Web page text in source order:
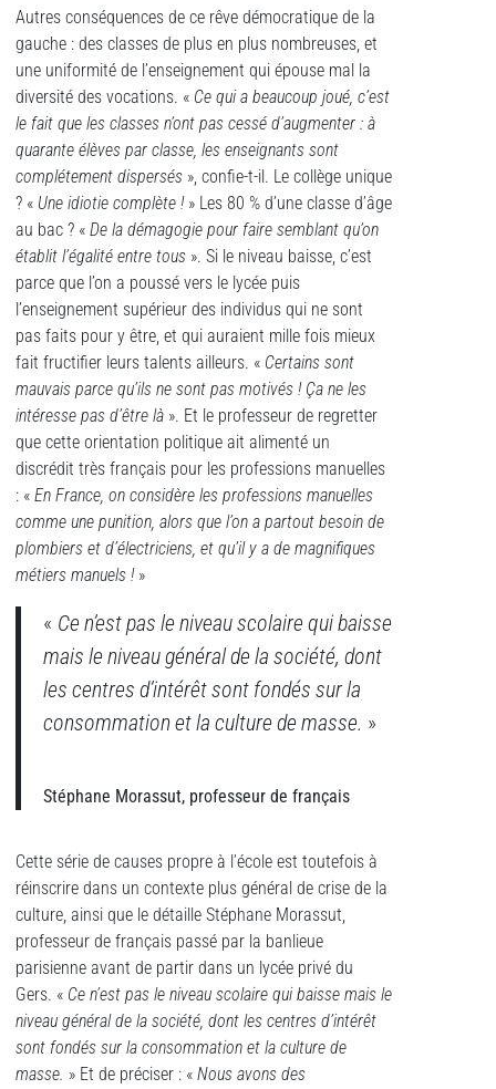
Autres conséquences de ce rêve démocratique de la
gauche : des classes de plus en plus nombreuses, et
une uniformité de l’enseignement qui épouse mal la
diversité des vocations. « Ce qui a beaucoup joué, c’est
le fait que les classes n’ont pas cessé d’augmenter : à
quarante élèves par classe, les enseignants sont
complétement dispersés », confie-t-il. Le collège unique
? « Une idiotie complète ! » Les 80 % d’une classe d’âge
au bac ? « De la démagogie pour faire semblant qu’on
établit l’égalité entre tous ». Si le niveau baisse, c’est
parce que l’on a poussé vers le lycée puis
l’enseignement supérieur des individus qui ne sont
pas faits pour y être, et qui auraient mille fois mieux
fait fructifier leurs talents ailleurs. « Certains sont
mauvais parce qu’ils ne sont pas motivés ! Ça ne les
intéresse pas d’être là ». Et le professeur de regretter
que cette orientation politique ait alimenté un
discrédit très français pour les professions manuelles
: « En France, on considère les professions manuelles
comme une punition, alors que l’on a partout besoin de
plombiers et d’électriciens, et qu’il y a de magnifiques
métiers manuels ! »
« Ce n’est pas le niveau scolaire qui baisse
mais le niveau général de la société, dont
les centres d’intérêt sont fondés sur la
consommation et la culture de masse. »
Stéphane Morassut, professeur de français
Cette série de causes propre à l’école est toutefois à
réinscrire dans un contexte plus général de crise de la
culture, ainsi que le détaille Stéphane Morassut,
professeur de français passé par la banlieue
parisienne avant de partir dans un lycée privé du
Gers. « Ce n’est pas le niveau scolaire qui baisse mais le
niveau général de la société, dont les centres d’intérêt
sont fondés sur la consommation et la culture de
masse. » Et de préciser : « Nous avons des